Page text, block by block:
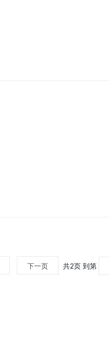
下一页 共2页 到第